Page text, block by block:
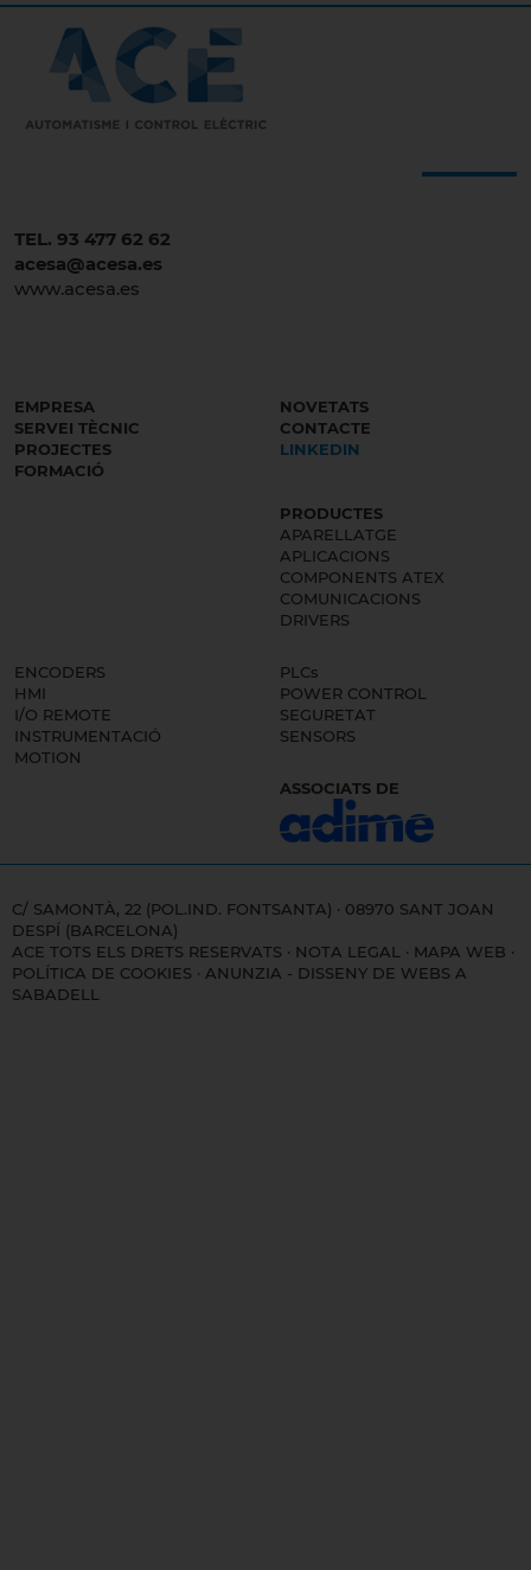
TEL. 93 477 62 62
acesa@acesa.es
www.acesa.es
EMPRESA
SERVEI TÈCNIC
PROJECTES
FORMACIÓ
NOVETATS
CONTACTE
LINKEDIN
PRODUCTES
APARELLATGE
APLICACIONS
COMPONENTS ATEX
COMUNICACIONS
DRIVERS
ENCODERS
HMI
I/O REMOTE
INSTRUMENTACIÓ
MOTION
PLCs
POWER CONTROL
SEGURETAT
SENSORS
ASSOCIATS DE
C/ SAMONTÀ, 22 (POL.IND. FONTSANTA) · 08970 SANT JOAN
DESPÍ (BARCELONA)
ACE TOTS ELS DRETS RESERVATS · NOTA LEGAL · MAPA WEB ·
POLÍTICA DE COOKIES · ANUNZIA - DISSENY DE WEBS A
SABADELL